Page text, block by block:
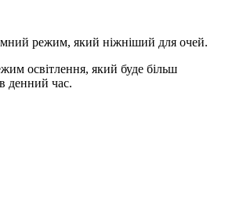
режим, який ніжніший для очей.
освітлення, який буде більш
денний час.